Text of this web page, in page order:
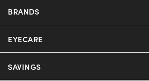
BRANDS
Nuance Audio
Ray-Ban
EYECARE
Our Eyeglasses
SAVINGS